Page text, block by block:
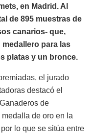
en Madrid. Al
de 895 muestras de
canarios- que,
para las
platas y un bronce.
el jurado
destacó el
de
de oro en la
lo que se sitúa entre